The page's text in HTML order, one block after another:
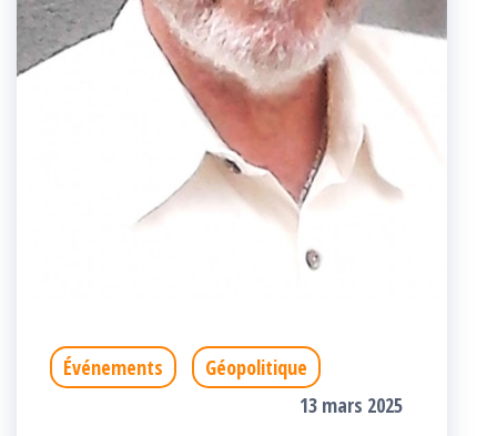
Événements
Géopolitique
13 mars 2025